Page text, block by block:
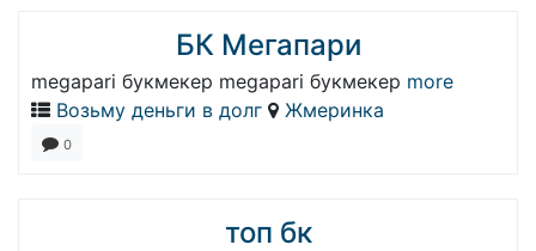
БК Мегапари
megapari букмекер megapari букмекер more
Возьму деньги в долг
Жмеринка
0
топ бк